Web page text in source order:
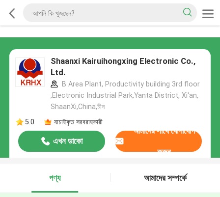
Shaanxi Kairuihongxing Electronic Co.,
Ltd.
B Area Plant, Productivity building 3rd floor
,Electronic Industrial Park,Yanta District, Xi'an,
ShaanXi,China,চীন
5.0
যাচাইকৃত সরবরাহকারী
এখন ডাকো
আমাদের সাথে যোগাযোগ
করুন
পণ্য আমাদের সম্পর্কে